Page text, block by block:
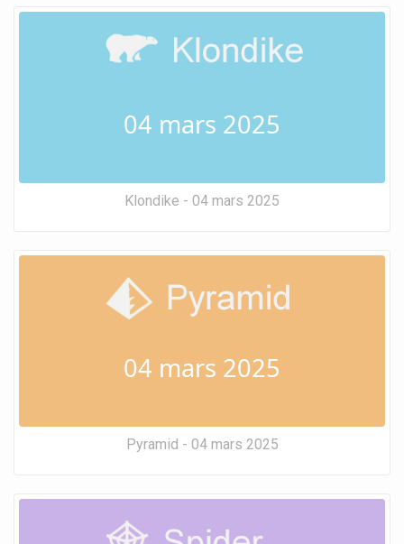
04 mars 2025
Klondike - 04 mars 2025
04 mars 2025
Pyramid - 04 mars 2025